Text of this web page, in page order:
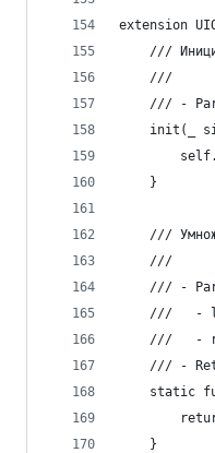
extension
///
    ///
/// -
init(_
    }
///
    ///
/// -
///   -
///   -
/// -
static
    }